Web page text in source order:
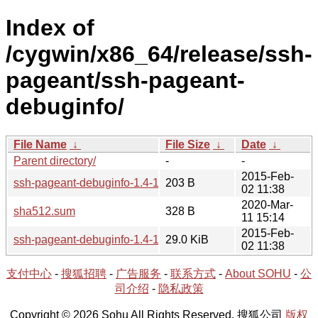
Index of
/cygwin/x86_64/release/ssh-
pageant/ssh-pageant-
debuginfo/
File Name ↓ File Size ↓ Date ↓
Parent directory/
-
-
ssh-pageant-debuginfo-1.4-1.hint203 B
2015-Feb-
02 11:38
sha512.sum
328 B
2020-Mar-
11 15:14
ssh-pageant-debuginfo-1.4-1.tar.xz29.0 KiB
2015-Feb-
02 11:38
支付中心 - 搜狐招聘 - 广告服务 - 联系方式 - About SOHU - 公
司介绍 - 隐私政策
Copyright © 2026 Sohu All Rights Reserved. 搜狐公司 版权